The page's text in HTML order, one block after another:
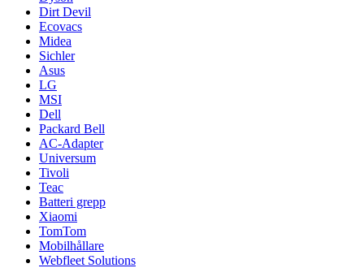
Dirt Devil
Ecovacs
Midea
Sichler
Asus
LG
MSI
Dell
Packard Bell
AC-Adapter
Universum
Tivoli
Teac
Batteri grepp
Xiaomi
TomTom
Mobilhållare
Webfleet Solutions